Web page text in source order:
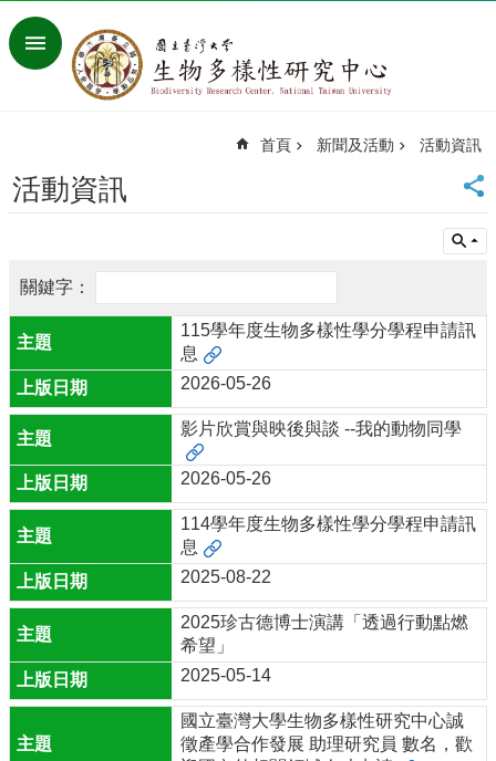
跳到主要內容區塊
進
首
頁
首
頁
網
站
導
覽
聯
資
訊
雙
詞
彙
English
首
頁
生
首頁 新聞及活動 活動資訊
活動資訊
115學年度生物多樣性學分學程申請訊
息
2026-05-26
影片欣賞與映後與談 --我的動物同學
2026-05-26
114學年度生物多樣性學分學程申請訊
息
2025-08-22
2025珍古德博士演講「透過行動點燃
希望」
2025-05-14
國立臺灣大學生物多樣性研究中心誠
徵產學合作發展 助理研究員 數名，歡